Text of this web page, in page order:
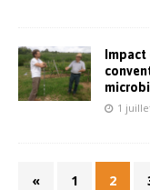
Impact
1
« 1 2